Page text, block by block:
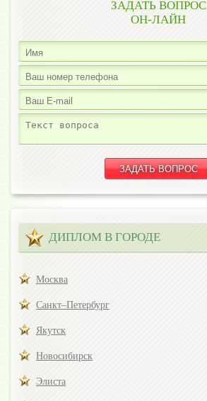
ЗАДАТЬ ВОПРОС
ОН-ЛАЙН
ДИПЛОМ В ГОРОДЕ
Москва
Санкт–Петербург
Якутск
Новосибирск
Элиста